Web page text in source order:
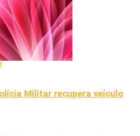
Militar recupera veículo